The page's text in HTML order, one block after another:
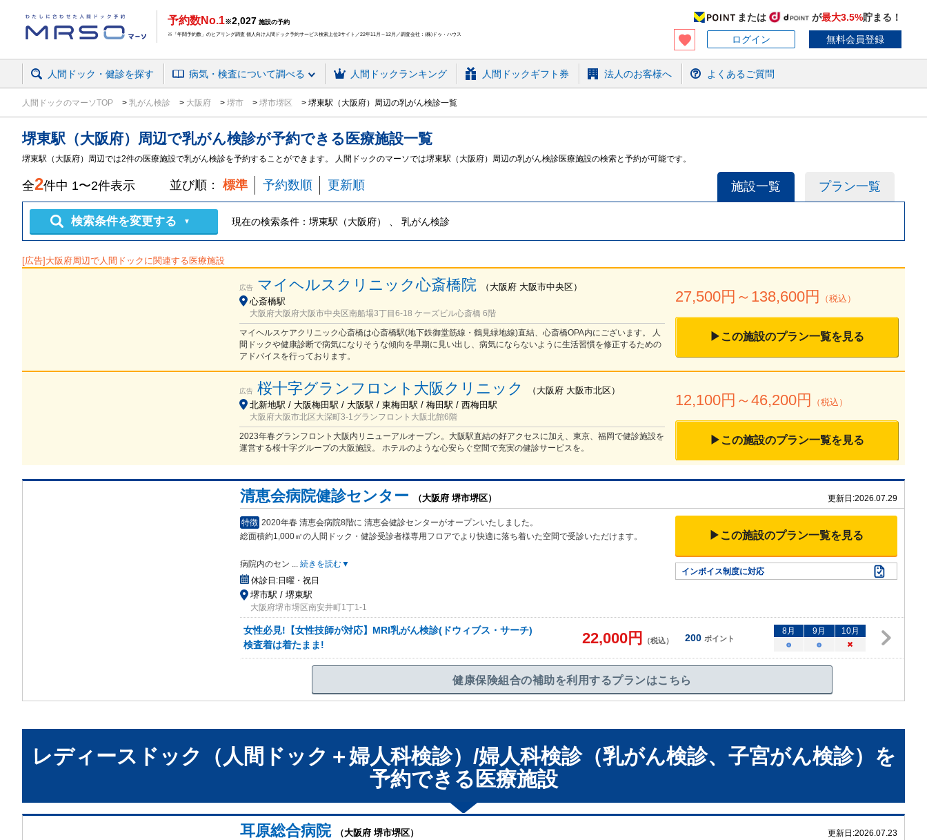
予約数No.1※2,027 施設の予約
※「年間予約数」のヒアリング調査 個人向け人間ドック予約サービス検索上位3サイト／22年11月～12月／調査会社：(株)ドゥ・ハウス
または が最大3.5%貯まる！
ログイン
無料会員登録
人間ドック・健診を探す 病気・検査について調べる 人間ドックランキング 人間ドックギフト券 法人のお客様へ よくあるご質問
人間ドックのマーソTOP 乳がん検診 大阪府 堺市 堺市堺区 堺東駅（大阪府）周辺の乳がん検診一覧
堺東駅（大阪府）周辺で乳がん検診が予約できる 医療施設一覧
堺東駅（大阪府）周辺では2件の医療施設で乳がん検診を予約することができます。 人間ドックのマーソでは堺東駅（大阪府）周辺の乳がん検診医療施設の検索と予約が可能です。
施設一覧 プラン一覧
全2件中 1〜2件表示 並び順： 標準 予約数順 更新順
検索条件を変更する ▼ 現在の検索条件： 堺東駅（大阪府） 、 乳がん検診
[広告] 大阪府周辺で人間ドックに関連する医療施設
広告 マイヘルスクリニック心斎橋院 （ 大阪府 大阪市中央区）
心斎橋駅
大阪府大阪府大阪市中央区南船場3丁目6-18 ケーズビル心斎橋 6階
マイヘルスケアクリニック心斎橋は心斎橋駅(地下鉄御堂筋線・鶴見緑地線)直結、心斎橋OPA内にございます。 人
間ドックや健康診断で病気になりそうな傾向を早期に見い出し、病気にならないように生活習慣を修正するための
アドバイスを行っております。
27,500円～ 138,600円 （税込）
▶この施設のプラン一覧を見る
広告 桜十字グランフロント大阪クリニック （ 大阪府 大阪市北区）
北新地駅 / 大阪梅田駅 / 大阪駅 / 東梅田駅 / 梅田駅 / 西梅田駅
大阪府大阪市北区大深町3-1グランフロント大阪北館6階
2023年春グランフロント大阪内リニューアルオープン。大阪駅直結の好アクセスに加え、東京、福岡で健診施設を
運営する桜十字グループの大阪施設。 ホテルのような心安らぐ空間で充実の健診サービスを。
12,100円～46,200円 （税込）
▶この施設のプラン一覧を見る
清恵会病院健診センター （大阪府 堺市堺区） 更新日:2026.07.29
特徴 2020年春 清恵会病院8階に 清恵会健診センターがオープンいたしました。
総面積約1,000㎡の人間ドック・健診受診者様専用フロアでより快適に落ち着いた空間で受診いただけます。
病院内のセン ... 続きを読む▼
休診日:日曜・祝日
堺市駅 / 堺東駅
大阪府堺市堺区南安井町1丁1-1
▶この施設のプラン一覧を見る
インボイス制度に対応
女性必見!【女性技師が対応】MRI乳がん検診(ドウィブス・サーチ)
検査着は着たまま!
22,000円 （税込） 200 ポイント
8月 9月 10月
○
○ ×
健康保険組合の補助を利用するプランはこちら
レディースドック（人間ドック＋婦人科検診）/婦人科検診（乳がん検診、子宮がん検診）
を
予約できる 医療施設
耳原総合病院 （大阪府 堺市堺区） 更新日:2026.07.23